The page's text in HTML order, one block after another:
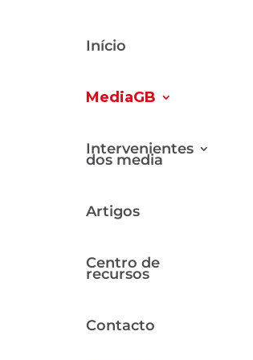
Início
MediaGB
Intervenientes
dos media
Artigos
Centro de
recursos
Contacto